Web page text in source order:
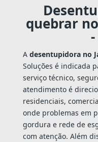
quebrar
A desentupidora no
Soluções é indicada
serviço técnico,
atendimento é
residenciais,
onde problemas em
gordura e rede de
com atenção. Além